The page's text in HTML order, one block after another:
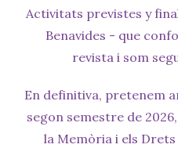
Activitats previstes y
Benavides - que
revista i som
En definitiva, pretenem
segon semestre de
la Memòria i els